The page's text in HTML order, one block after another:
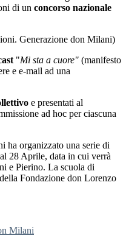
di un concorso nazionale
Generazione don Milani)
"Mi sta a cuore" (manifesto
e e-mail ad una
e presentati al
ad hoc per ciascuna
organizzato una serie di
28 Aprile, data in cui verrà
e Pierino. La scuola di
Fondazione don Lorenzo